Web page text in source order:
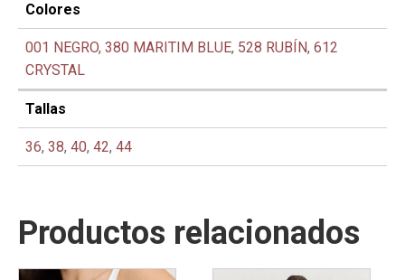
Colores
001 NEGRO, 380 MARITIM BLUE, 528 RUBÍN, 612
CRYSTAL
Tallas
36, 38, 40, 42, 44
Productos relacionados